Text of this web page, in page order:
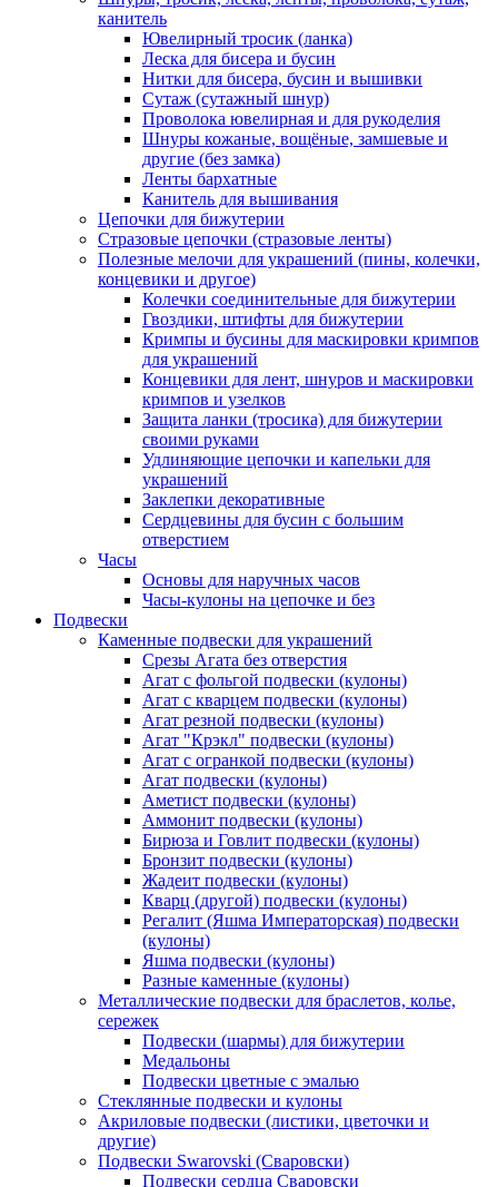
канитель
Ювелирный тросик (ланка)
Леска для бисера и бусин
Нитки для бисера, бусин и вышивки
Сутаж (сутажный шнур)
Проволока ювелирная и для рукоделия
Шнуры кожаные, вощёные, замшевые и
другие (без замка)
Ленты бархатные
Канитель для вышивания
Цепочки для бижутерии
Стразовые цепочки (стразовые ленты)
Полезные мелочи для украшений (пины, колечки,
концевики и другое)
Колечки соединительные для бижутерии
Гвоздики, штифты для бижутерии
Кримпы и бусины для маскировки кримпов
для украшений
Концевики для лент, шнуров и маскировки
кримпов и узелков
Защита ланки (тросика) для бижутерии
своими руками
Удлиняющие цепочки и капельки для
украшений
Заклепки декоративные
Сердцевины для бусин с большим
отверстием
Часы
Основы для наручных часов
Часы-кулоны на цепочке и без
Подвески
Каменные подвески для украшений
Срезы Агата без отверстия
Агат с фольгой подвески (кулоны)
Агат с кварцем подвески (кулоны)
Агат резной подвески (кулоны)
Агат "Крэкл" подвески (кулоны)
Агат с огранкой подвески (кулоны)
Агат подвески (кулоны)
Аметист подвески (кулоны)
Аммонит подвески (кулоны)
Бирюза и Говлит подвески (кулоны)
Бронзит подвески (кулоны)
Жадеит подвески (кулоны)
Кварц (другой) подвески (кулоны)
Регалит (Яшма Императорская) подвески
(кулоны)
Яшма подвески (кулоны)
Разные каменные (кулоны)
Металлические подвески для браслетов, колье,
сережек
Подвески (шармы) для бижутерии
Медальоны
Подвески цветные с эмалью
Стеклянные подвески и кулоны
Акриловые подвески (листики, цветочки и
другие)
Подвески Swarovski (Сваровски)
Подвески сердца Сваровски